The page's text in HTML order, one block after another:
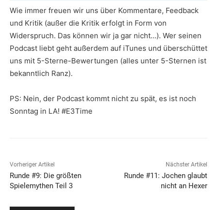
Wie immer freuen wir uns über Kommentare, Feedback
und Kritik (außer die Kritik erfolgt in Form von
Widerspruch. Das können wir ja gar nicht…). Wer seinen
Podcast liebt geht außerdem auf iTunes und überschüttet
uns mit 5-Sterne-Bewertungen (alles unter 5-Sternen ist
bekanntlich Ranz).
PS: Nein, der Podcast kommt nicht zu spät, es ist noch
Sonntag in LA! #E3Time
Vorheriger Artikel
Runde #9: Die größten
Spielemythen Teil 3
Nächster Artikel
Runde #11: Jochen glaubt
nicht an Hexer